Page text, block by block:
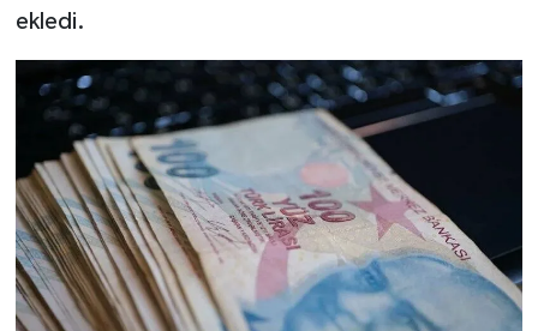
ekledi.